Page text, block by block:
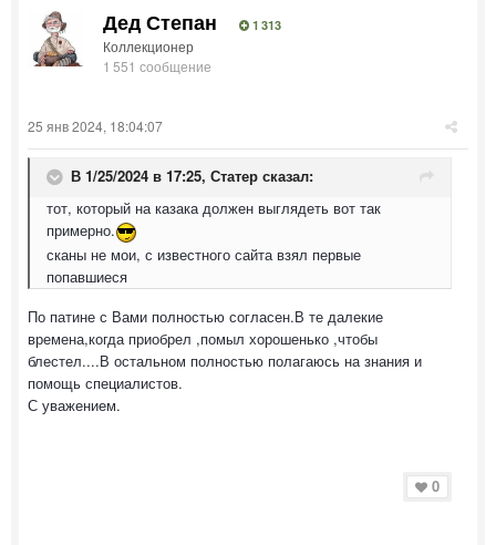
Дед Степан 1 313
Коллекционер
1 551 сообщение
25 янв 2024, 18:04:07
В 1/25/2024 в 17:25, Статер сказал:
тот, который на казака должен выглядеть вот так
примерно.
сканы не мои, с известного сайта взял первые
попавшиеся
По патине с Вами полностью согласен.В те далекие
времена,когда приобрел ,помыл хорошенько ,чтобы
блестел....В остальном полностью полагаюсь на знания и
помощь специалистов.
С уважением.
0